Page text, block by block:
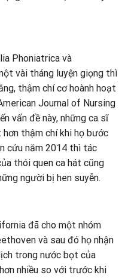
Phoniatrica và
vài tháng luyện giọng thì
thậm chí cơ hoành hoạt
Journal of Nursing
vấn đề này, những ca sĩ
thậm chí khi họ bước
cứu năm 2014 thì tác
thói quen ca hát cũng
người bị hen suyễn.
đã cho một nhóm
và sau đó họ nhận
trong nước bọt của
nhiều so với trước khi